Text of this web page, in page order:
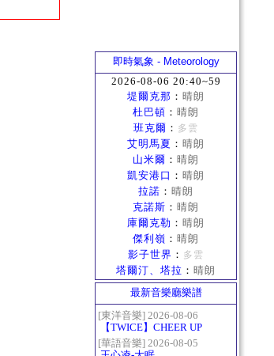
即時氣象 - Meteorology
2026-08-06 20:40~59
堤爾克那 ： 晴朗
杜巴頓 ： 晴朗
班克爾 ： 多雲
艾明馬夏 ： 晴朗
山米爾 ： 晴朗
凱安港口 ： 晴朗
拉諾 ： 晴朗
克諾斯 ： 晴朗
庫爾克勒 ： 晴朗
傑利嶺 ： 晴朗
影子世界 ： 多雲
塔爾汀、塔拉 ： 晴朗
最新音樂廳樂譜
[東洋音樂] 2026-08-06
【TWICE】CHEER UP
[華語音樂] 2026-08-05